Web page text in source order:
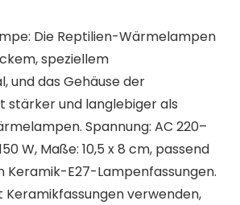
Die Reptilien-Wärmelampen
speziellem
und das Gehäuse der
stärker und langlebiger als
Spannung: AC 220–
W, Maße: 10,5 x 8 cm, passend
Keramik-E27-Lampenfassungen.
Keramikfassungen verwenden,